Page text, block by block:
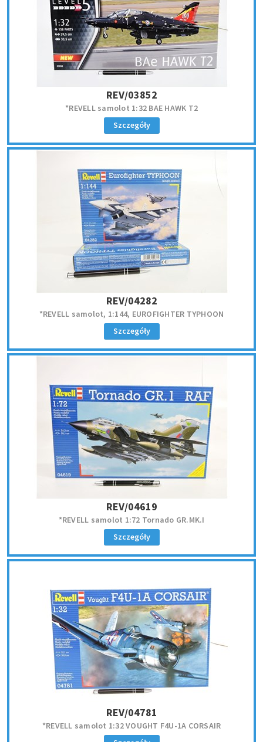
REV/03852
*REVELL samolot 1:32 BAE HAWK T2
Szczegóły
REV/04282
*REVELL samolot, 1:144, EUROFIGHTER TYPHOON
Szczegóły
REV/04619
*REVELL samolot 1:72 Tornado GR.MK.I
Szczegóły
REV/04781
*REVELL samolot 1:32 VOUGHT F4U-1A CORSAIR